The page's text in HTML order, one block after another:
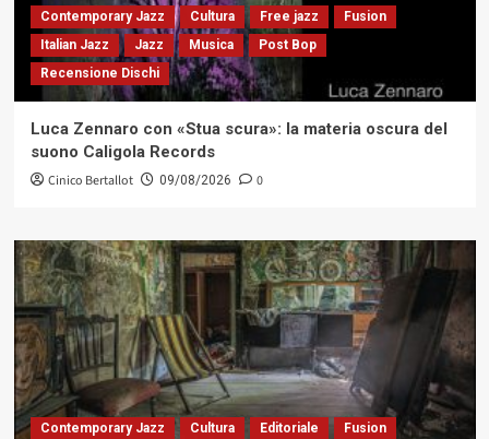
Contemporary Jazz Cultura Free jazz
Fusion
Italian Jazz
Jazz Musica
Post Bop
Recensione Dischi
Luca Zennaro con «Stua scura»: la materia oscura del
suono Caligola Records
Cinico Bertallot 09/08/2026 0
Contemporary Jazz Cultura Editoriale
Fusion